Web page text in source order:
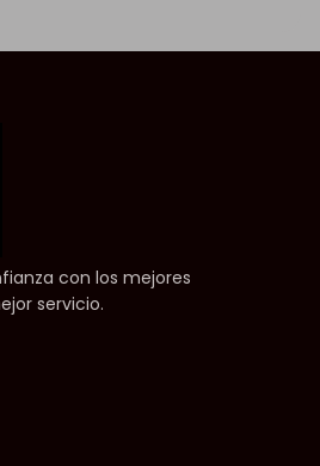
con los mejores
servicio.